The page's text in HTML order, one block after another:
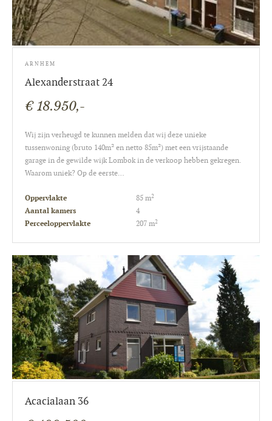
ARNHEM
Alexanderstraat 24
€ 18.950,-
Wij zijn verheugd te kunnen melden dat wij deze unieke
tussenwoning (bruto 140m² en netto 85m²) met een vrijstaande
garage in de gewilde wijk Lombok in de verkoop hebben gekregen.
Waarom uniek? Op de eerste…
Oppervlakte 85 m2
Aantal kamers 4
Perceeloppervlakte 207 m2
Acacialaan 36